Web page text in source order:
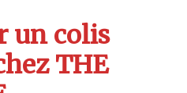
un colis
THE